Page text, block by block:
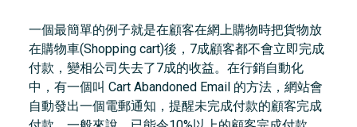
一個最簡單的例子就是在顧客在網上購物時把貨物放
在購物車(Shopping cart)後，7成顧客都不會立即完成
付款，變相公司失去了7成的收益。在行銷自動化
中，有一個叫 Cart Abandoned Email 的方法，網站會
自動發出一個電郵通知，提醒未完成付款的顧客完成